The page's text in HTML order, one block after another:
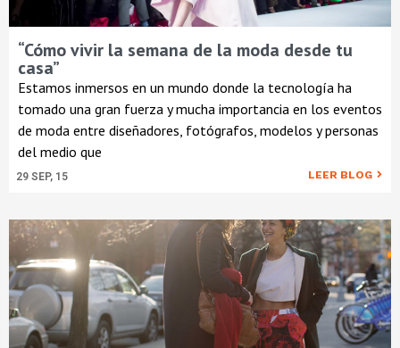
“Cómo vivir la semana de la moda desde tu
casa”
29 SEP, 15
Estamos inmersos en un mundo donde la tecnología ha
tomado una gran fuerza y mucha importancia en los eventos
de moda entre diseñadores, fotógrafos, modelos y personas
del medio que
LEER BLOG